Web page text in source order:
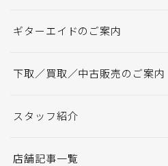
ギターエイドのご案内
下取／買取／中古販売のご案内
スタッフ紹介
店舗記事一覧